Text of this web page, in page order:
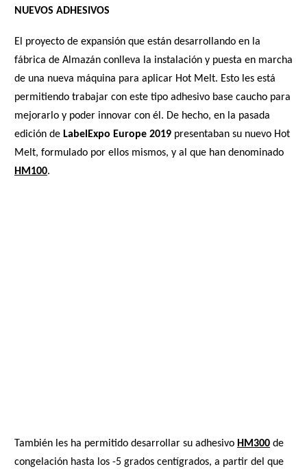
NUEVOS ADHESIVOS
El proyecto de expansión que están desarrollando en la
fábrica de Almazán conlleva la instalación y puesta en marcha
de una nueva máquina para aplicar Hot Melt. Esto les está
permitiendo trabajar con este tipo adhesivo base caucho para
mejorarlo y poder innovar con él. De hecho, en la pasada
edición de LabelExpo Europe 2019 presentaban su nuevo Hot
Melt, formulado por ellos mismos, y al que han denominado
HM100.
También les ha permitido desarrollar su adhesivo HM300 de
congelación hasta los -5 grados centígrados, a partir del que